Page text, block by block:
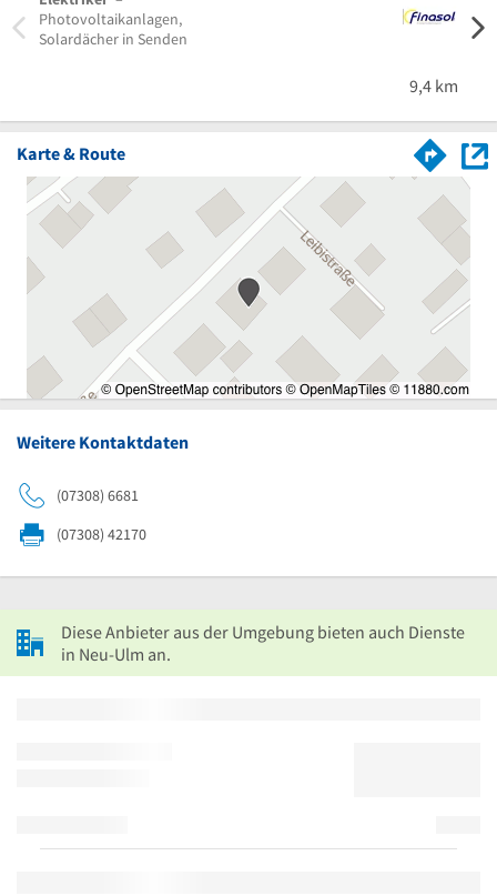
Photovoltaikanlagen,
Solardächer in Senden
9,4 km
PV-
Karte & Route
Weitere Kontaktdaten
(07308) 6681
(07308) 42170
Diese Anbieter aus der Umgebung bieten auch Dienste
in Neu-Ulm an.